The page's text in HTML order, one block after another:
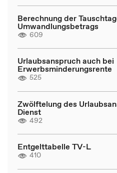
Berechnung der
Umwandlungsbetrags
609
Urlaubsanspruch auch bei
Erwerbsminderungsrente
525
Zwölftelung des
Dienst
492
Entgelttabelle TV-L
410